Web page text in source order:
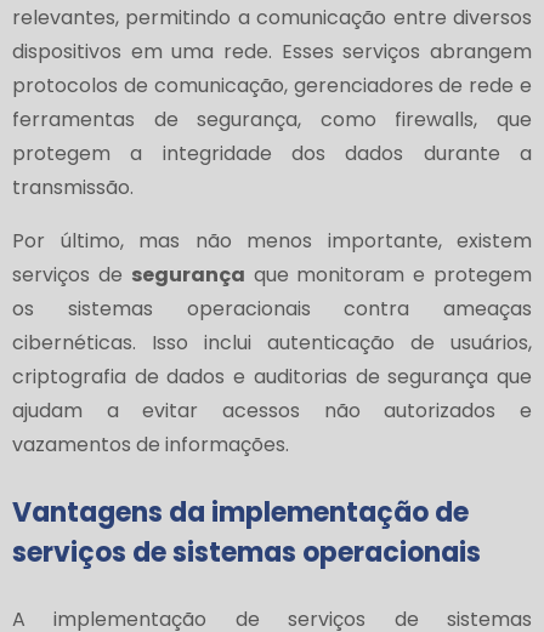
relevantes, permitindo a comunicação entre diversos
dispositivos em uma rede. Esses serviços abrangem
protocolos de comunicação, gerenciadores de rede e
ferramentas de segurança, como firewalls, que
protegem a integridade dos dados durante a
transmissão.
Por último, mas não menos importante, existem
serviços de segurança que monitoram e protegem
os sistemas operacionais contra ameaças
cibernéticas. Isso inclui autenticação de usuários,
criptografia de dados e auditorias de segurança que
ajudam a evitar acessos não autorizados e
vazamentos de informações.
Vantagens da implementação de
serviços de sistemas operacionais
A implementação de serviços de sistemas